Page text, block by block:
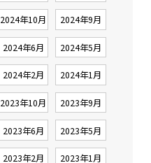
2024年10月 2024年9月
2024年6月 2024年5月
2024年2月 2024年1月
2023年10月 2023年9月
2023年6月 2023年5月
2023年2月 2023年1月